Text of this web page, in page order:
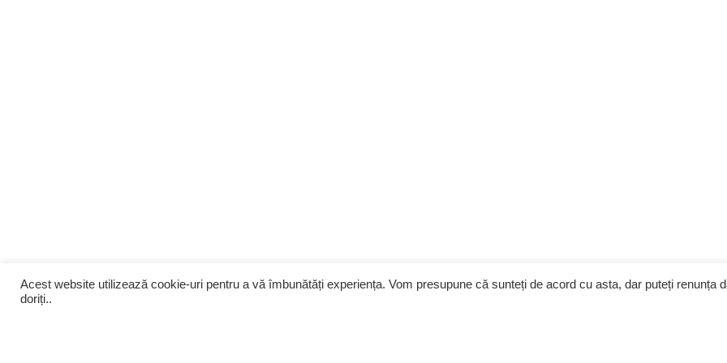
Acest website utilizează cookie-uri pentru a vă îmbunătăți experiența. Vom presupune că sunteți de acord cu asta, dar puteți renunța
doriți..